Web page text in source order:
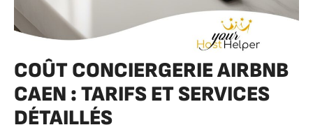
COÛT CONCIERGERIE AIRBNB
CAEN : TARIFS ET SERVICES
DÉTAILLÉS